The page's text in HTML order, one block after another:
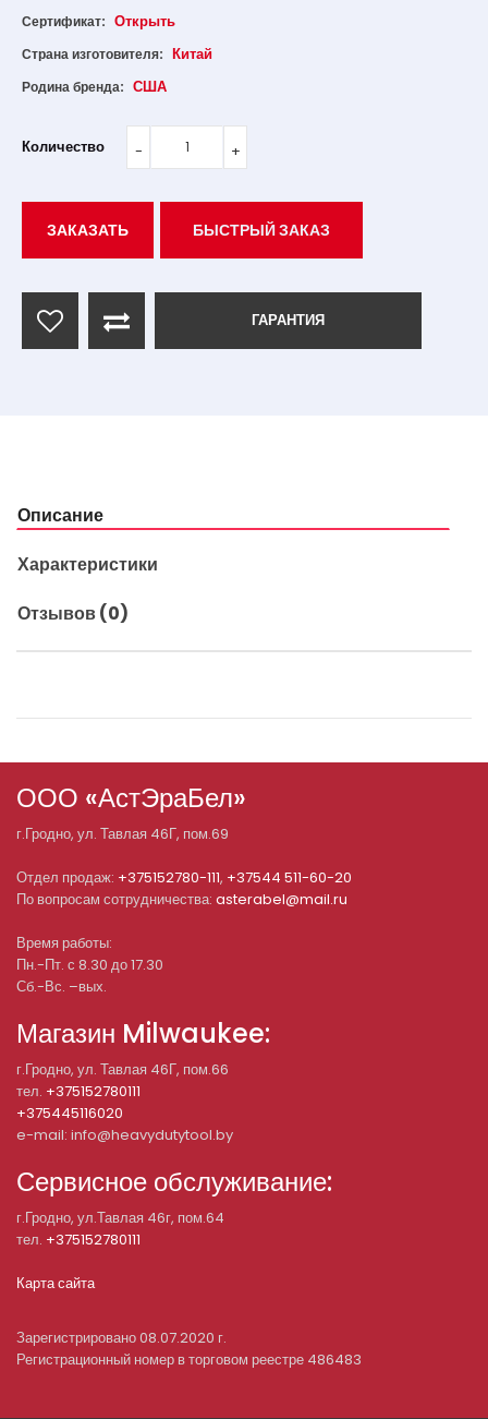
Сертификат: Открыть
Страна изготовителя: Китай
Родина бренда: США
Количество
ЗАКАЗАТЬ БЫСТРЫЙ ЗАКАЗ
ГАРАНТИЯ
Описание
Характеристики
Отзывов (0)
ООО «АстЭраБел»
г.Гродно, ул. Тавлая 46Г, пом.69
Отдел продаж: +375152780-111, +37544 511-60-20
По вопросам сотрудничества: asterabel@mail.ru
Время работы:
Пн.-Пт. с 8.30 до 17.30
Сб.-Вс. –вых.
Магазин Milwaukee:
г.Гродно, ул. Тавлая 46Г, пом.66
тел. +375152780111
+375445116020
e-mail: info@heavydutytool.by
Сервисное обслуживание:
г.Гродно, ул.Тавлая 46г, пом.64
тел. +375152780111
Карта сайта
Зарегистрировано 08.07.2020 г.
Регистрационный номер в торговом реестре 486483